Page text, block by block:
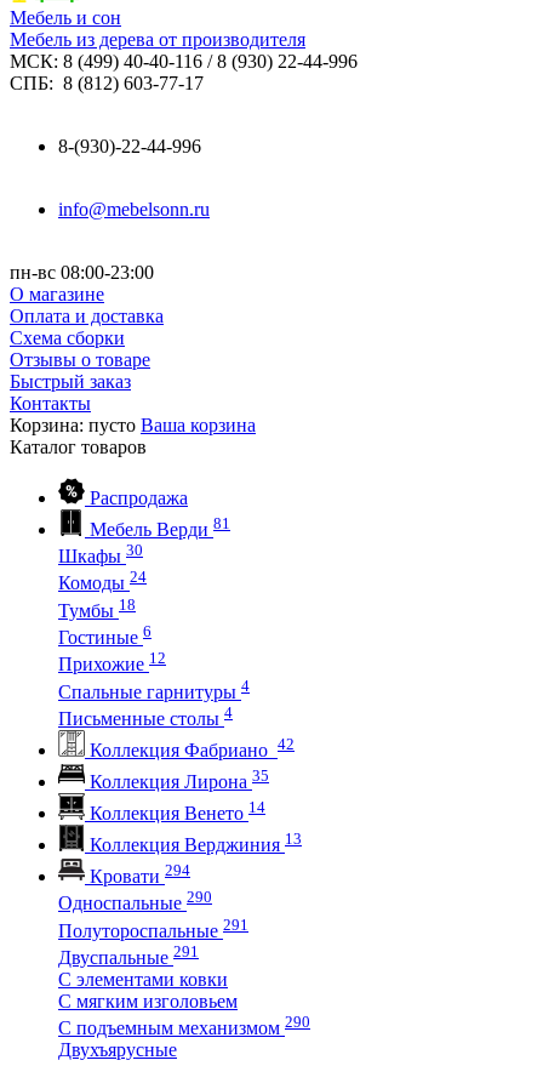
Мебель и сон
Мебель из дерева от производителя
МСК: 8 (499) 40-40-116 / 8 (930) 22-44-996
СПБ: 8 (812) 603-77-17
8-(930)-22-44-996
info@mebelsonn.ru
пн-вс 08:00-23:00
О магазине
Оплата и доставка
Схема сборки
Отзывы о товаре
Быстрый заказ
Контакты
Корзина: пусто Ваша корзина
Каталог товаров
Распродажа
Мебель Верди 81
Шкафы 30
Комоды 24
Тумбы 18
Гостиные 6
Прихожие 12
Спальные гарнитуры 4
Письменные столы 4
Коллекция Фабриано 42
Коллекция Лирона 35
Коллекция Венето 14
Коллекция Верджиния 13
Кровати 294
Односпальные 290
Полутороспальные 291
Двуспальные 291
С элементами ковки
С мягким изголовьем
С подъемным механизмом 290
Двухъярусные